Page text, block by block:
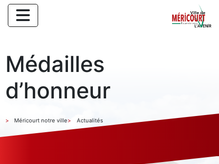
Médailles
d’honneur
Méricourt notre ville Actualités